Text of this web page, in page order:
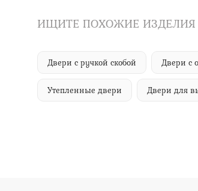
ИЩИТЕ ПОХОЖИЕ ИЗДЕЛИЯ
Двери с ручкой скобой Двери с
Утепленные двери Двери для